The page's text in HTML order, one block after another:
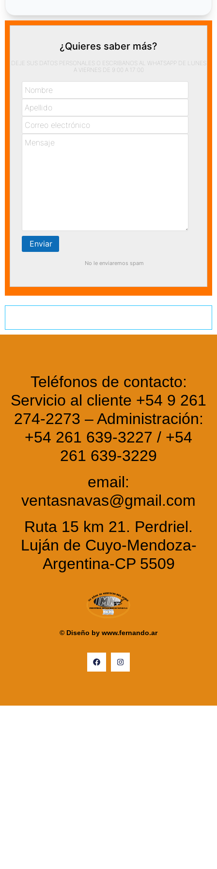
¿Quieres saber más?
DEJE SUS DATOS PERSONALES O ESCRIBANOS AL WHATSAPP DE LUNES
A VIERNES DE 9:00 A 17:00
No le enviaremos spam
Teléfonos de contacto:
Servicio al cliente +54 9 261
274-2273 – Administración:
+54 261 639-3227 / +54
261 639-3229
email:
ventasnavas@gmail.com
Ruta 15 km 21. Perdriel.
Luján de Cuyo-Mendoza-
Argentina-CP 5509
© Diseño by www.fernando.ar